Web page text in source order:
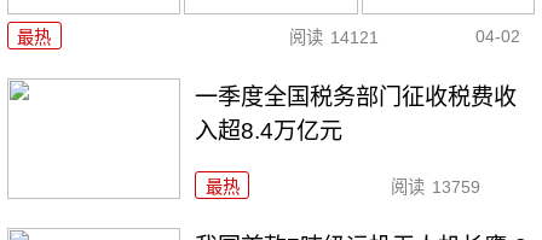
最热 阅读 14121 04-02
一季度全国税务部门征收税费收
入超8.4万亿元
最热 阅读 13759